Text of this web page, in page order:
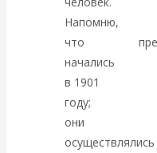
ДЕНЕГ»:
ВЕДЁТ
Напомню,
что
начались
в 1901
году;
они
осуществлялись